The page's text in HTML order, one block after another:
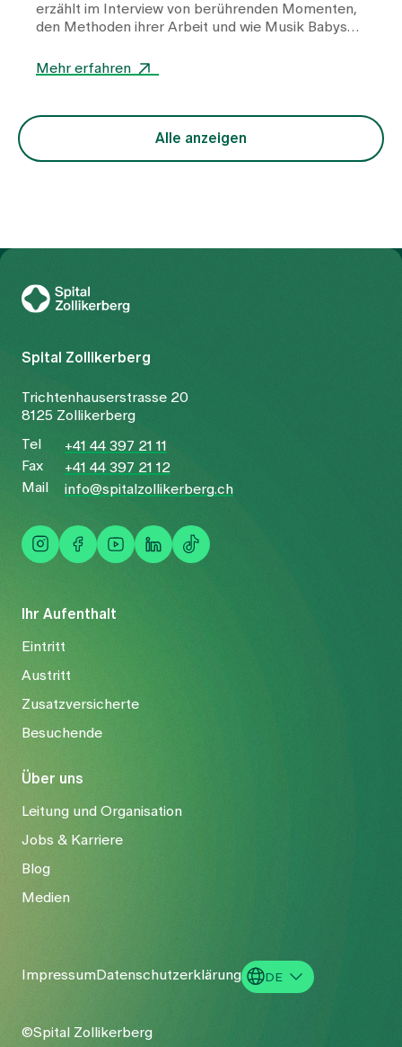
erzählt im Interview von berührenden Momenten,
den Methoden ihrer Arbeit und wie Musik Babys
schenkt.
Mehr erfahren
Alle anzeigen
Ihr Aufenthalt
Eintritt
Austritt
Zusatzversicherte
Besuchende
Über uns
Leitung und Organisation
Jobs & Karriere
Blog
Medien
Spital Zollikerberg
Trichtenhauserstrasse 20
8125 Zollikerberg
Tel
+41 44 397 21 11
Fax
+41 44 397 21 12
Mail
info@spitalzollikerberg.ch
ImpressumDatenschutzerklärung
DE
©Spital Zollikerberg